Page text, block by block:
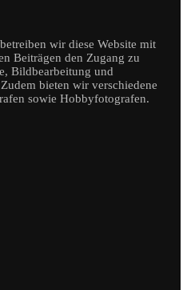
wir diese Website mit
Beiträgen den Zugang zu
Bildbearbeitung und
bieten wir verschiedene
sowie Hobbyfotografen.